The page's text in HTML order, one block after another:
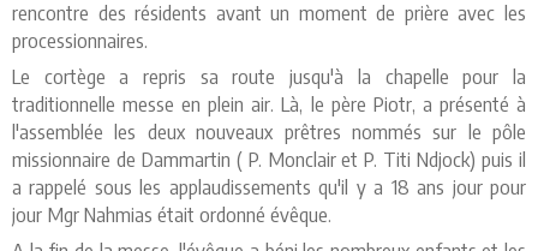
rencontre des résidents avant un moment de prière avec les
processionnaires.
Le cortège a repris sa route jusqu'à la chapelle pour la
traditionnelle messe en plein air. Là, le père Piotr, a présenté à
l'assemblée les deux nouveaux prêtres nommés sur le pôle
missionnaire de Dammartin ( P. Monclair et P. Titi Ndjock) puis il
a rappelé sous les applaudissements qu'il y a 18 ans jour pour
jour Mgr Nahmias était ordonné évêque.